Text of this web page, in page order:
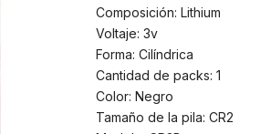
Composición: Lithium
Voltaje: 3v
Forma: Cilíndrica
Cantidad de packs: 1
Color: Negro
Tamaño de la pila: CR2